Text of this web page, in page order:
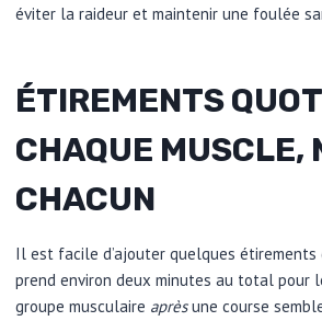
éviter la raideur et maintenir une foulée
ÉTIREMENTS
CHAQUE MUSCLE,
CHACUN
Il est facile d’ajouter quelques étirements
prend environ deux minutes au total pour
groupe musculaire aprèsune course